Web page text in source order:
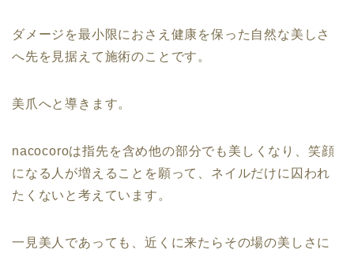
ダメージを最小限におさえ健康を保った自然な美しさ
へ先を見据えて施術のことです。
美爪へと導きます。
nacocoroは指先を含め他の部分でも美しくなり、笑顔
になる人が増えることを願って、ネイルだけに囚われ
たくないと考えています。
一見美人であっても、近くに来たらその場の美しさに